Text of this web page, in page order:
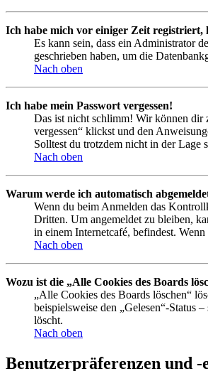
Ich habe mich vor einiger Zeit
Es kann sein, dass ein Administrator
geschrieben haben, um die
Nach oben
Ich habe mein Passwort vergessen!
Das ist nicht schlimm! Wir können dir
vergessen“ klickst und den
Solltest du trotzdem nicht in der Lage
Nach oben
Warum werde ich automatisch
Wenn du beim Anmelden das
Dritten. Um angemeldet zu bleiben,
in einem Internetcafé, befindest.
Nach oben
Wozu ist die „Alle Cookies des Boards
„Alle Cookies des Boards löschen“
beispielsweise den „Gelesen“-Status
löscht.
Nach oben
Benutzerpräferenzen und -